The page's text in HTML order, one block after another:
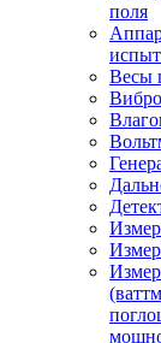
поля
Весы